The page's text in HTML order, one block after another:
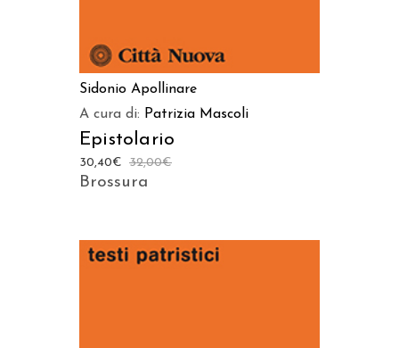
Sidonio Apollinare
A cura di: Patrizia Mascoli
Epistolario
32,00€
30,40€
Brossura